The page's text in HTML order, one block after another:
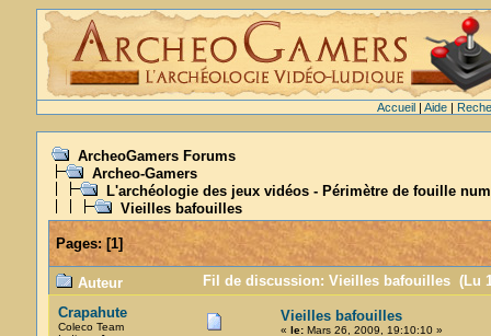
Accueil| Aide|
ArcheoGamers Forums
Archeo-Gamers
L'archéologie des jeux vidéos - Périmètre de fouille
Vieilles bafouilles
Pages:[1]
Auteur
Fil de discussion: Vieilles bafouilles (Lu
Crapahute
Coleco Team
Vieilles bafouilles
« le:Mars 26, 2009, 19:10:10 »